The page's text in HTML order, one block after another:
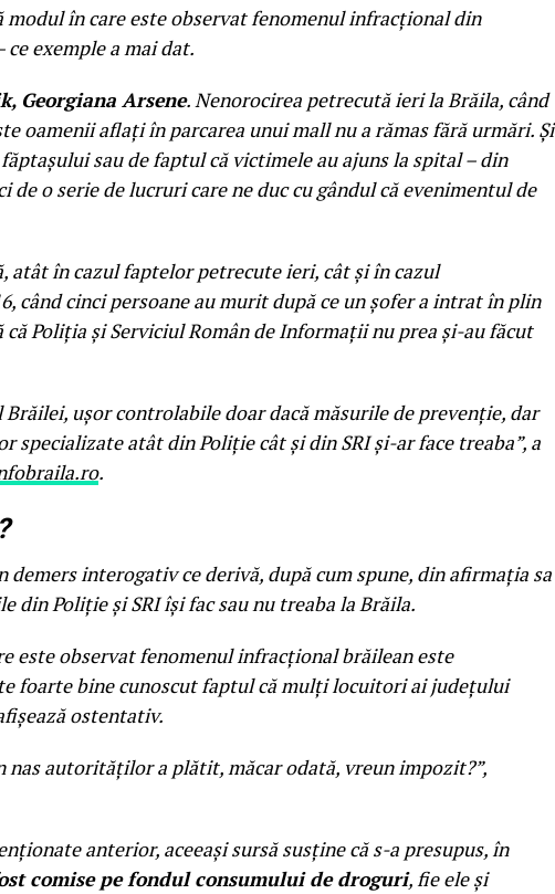
în care este observat fenomenul infracţional din
exemple a mai dat.
Georgiana Arsene. Nenorocirea petrecută ieri la Brăila, când
oamenii aflaţi în parcarea unui mall nu a rămas fără urmări. Şi
sau de faptul că victimele au ajuns la spital – din
de o serie de lucruri care ne duc cu gândul că evenimentul de
atât în cazul faptelor petrecute ieri, cât şi în cazul
când cinci persoane au murit după ce un şofer a intrat în plin
Poliţia şi Serviciul Român de Informaţii nu prea şi-au făcut
Brăilei, uşor controlabile doar dacă măsurile de prevenţie, dar
atât din Poliţie cât şi din SRI şi-ar face treaba”, a
.
demers interogativ ce derivă, după cum spune, din afirmaţia sa
din Poliţie şi SRI îşi fac sau nu treaba la Brăila.
este observat fenomenul infracţional brăilean este
foarte bine cunoscut faptul că mulţi locuitori ai judeţului
ostentativ.
nas autorităţilor a plătit, măcar odată, vreun impozit?”,
anterior, aceeaşi sursă susţine că s-a presupus, în
comise pe fondul consumului de droguri, fie ele şi